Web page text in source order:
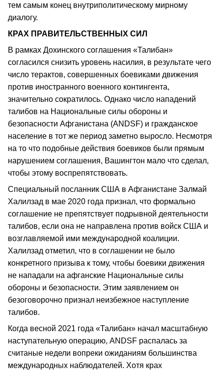
тем самым конец внутриполитическому мирному
диалогу.
КРАХ ПРАВИТЕЛЬСТВЕННЫХ СИЛ
В рамках Дохинского соглашения «Талибан»
согласился снизить уровень насилия, в результате чего
число терактов, совершенных боевиками движения
против иностранного военного контингента,
значительно сократилось. Однако число нападений
талибов на Национальные силы обороны и
безопасности Афганистана (ANDSF) и гражданское
население в тот же период заметно выросло. Несмотря
на то что подобные действия боевиков были прямым
нарушением соглашения, Вашингтон мало что сделал,
чтобы этому воспрепятствовать.
Специальный посланник США в Афганистане Залмай
Халилзад в мае 2020 года признал, что формально
соглашение не препятствует подрывной деятельности
талибов, если она не направлена против войск США и
возглавляемой ими международной коалиции.
Халилзад отметил, что в соглашении не было
конкретного призыва к тому, чтобы боевики движения
не нападали на афганские Национальные силы
обороны и безопасности. Этим заявлением он
безоговорочно признал неизбежное наступление
талибов.
Когда весной 2021 года «Талибан» начал масштабную
наступательную операцию, ANDSF распалась за
считаные недели вопреки ожиданиям большинства
международных наблюдателей. Хотя крах